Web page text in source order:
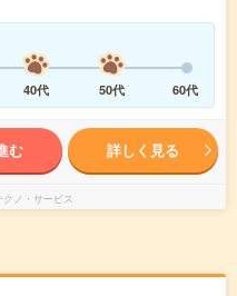
40代 50代 60代
む 詳しく見る
ノ・サービス